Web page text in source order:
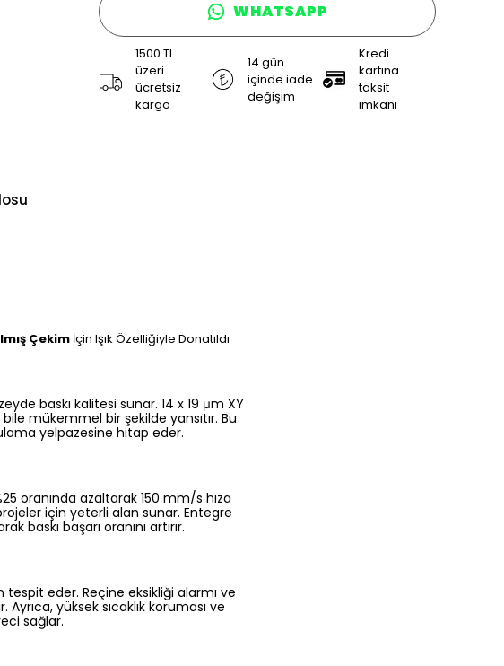
WHATSAPP
1500 TL
üzeri
ücretsiz
kargo
14 gün
içinde iade
değişim
Kredi
kartına
taksit
imkanı
Çekim İçin Işık Özelliğiyle Donatıldı
baskı kalitesi sunar. 14 x 19 μm XY
mükemmel bir şekilde yansıtır. Bu
yelpazesine hitap eder.
oranında azaltarak 150 mm/s hıza
için yeterli alan sunar. Entegre
baskı başarı oranını artırır.
tespit eder. Reçine eksikliği alarmı ve
yüksek sıcaklık koruması ve
sağlar.